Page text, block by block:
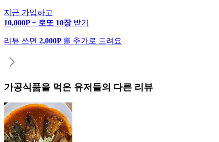
지금 가입하고
10,000P + 로또 10장 받기
리뷰 쓰면 2,000P 를 추가로 드려요
가공식품을 먹은 유저들의 다른 리뷰